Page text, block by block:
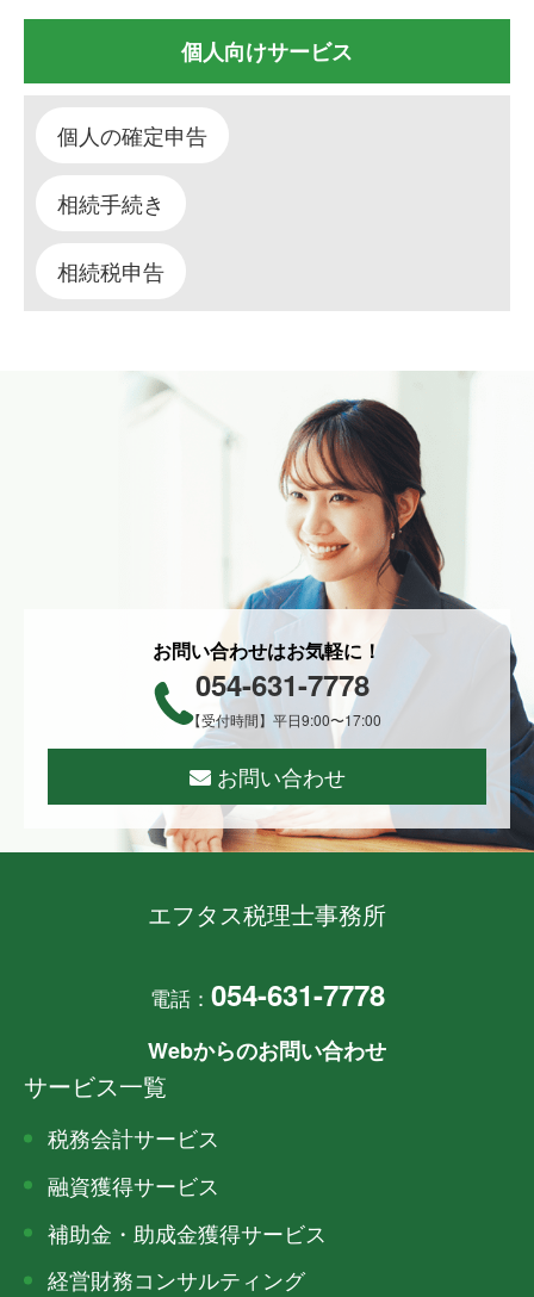
個人向けサービス
個人の確定申告
相続手続き
相続税申告
お問い合わせはお気軽に！
054-631-7778
【受付時間】平日9:00〜17:00
お問い合わせ
エフタス税理士事務所
電話： 054-631-7778
Webからのお問い合わせ
サービス一覧
税務会計サービス
融資獲得サービス
補助金・助成金獲得サービス
経営財務コンサルティング